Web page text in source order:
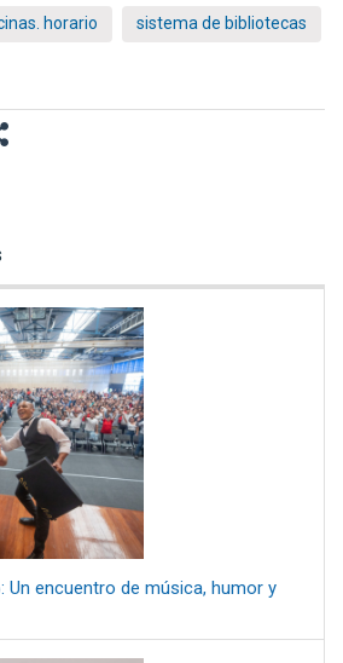
horario sistema de bibliotecas
Un encuentro de música, humor y